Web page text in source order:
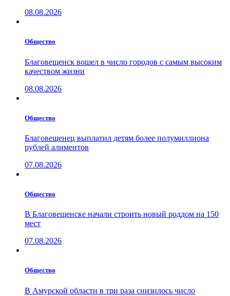
08.08.2026
Общество
Благовещенск вошел в число городов с самым высоким
качеством жизни
08.08.2026
Общество
Благовещенец выплатил детям более полумиллиона
рублей алиментов
07.08.2026
Общество
В Благовещенске начали строить новый роддом на 150
мест
07.08.2026
Общество
В Амурской области в три раза снизилось число